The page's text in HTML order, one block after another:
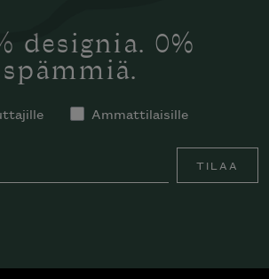
designia. 0%
spämmiä.
Ammattilaisille
TILAA